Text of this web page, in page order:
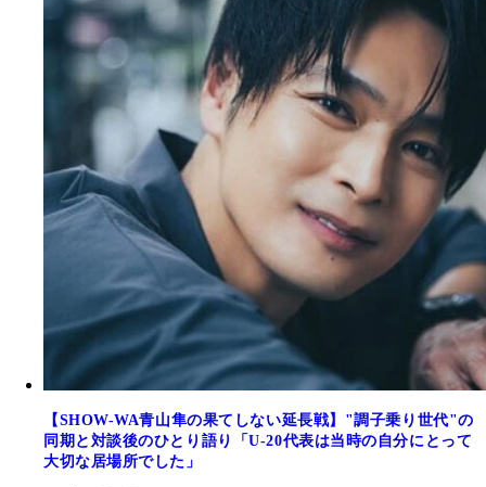
【SHOW-WA青山隼の果てしない延長戦】"調子乗り世代"の
同期と対談後のひとり語り「U-20代表は当時の自分にとって
大切な居場所でした」